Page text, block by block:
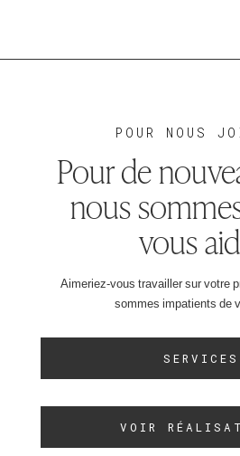
POUR NOUS
Pour de
nous
vous
Aimeriez-vous travailler sur votre
sommes impatients de
SERVICES
VOIR